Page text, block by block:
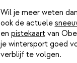
Wil je meer weten
ook de actuele
en pistekaartvan
je wintersport goed
verblijf te volgen.